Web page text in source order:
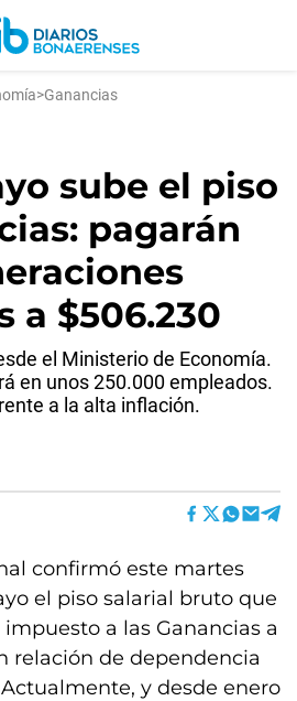
>Ganancias
sube el piso
pagarán
a $506.230
el Ministerio de Economía.
en unos 250.000 empleados.
a la alta inflación.
confirmó este martes
el piso salarial bruto que
a las Ganancias a
relación de dependencia
Actualmente, y desde enero